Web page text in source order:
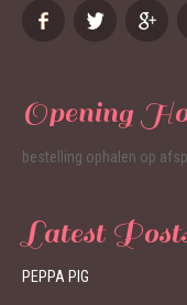
Opening
bestelling ophalen op
Latest
PEPPA PIG